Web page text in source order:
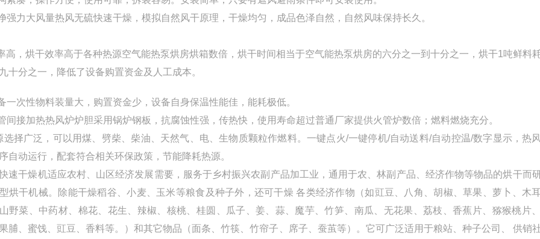
强力大风量热风无硫快速干燥，模拟自然风干原理，干燥均匀，成品色泽自然，自然风味保持长久。
高，烘干效率高于各种热源空气能热泵烘房烘箱数倍，烘干时间相当于空气能热泵烘房的六分之一到十分之一 ，烘干1吨鲜料
十分之一，降低了设备购置资金及人工成本。
一次性物料装量大，购置资金少，设备自身保温性能佳，能耗极低。
间接加热热风炉炉胆采用锅炉钢板，抗腐蚀性强，传热快，使用寿命超过普通厂家提供火管炉数倍；燃料燃烧充分。
选择广泛，可以用煤、劈柴、柴油、天然气、电、生物质颗粒作燃料。一键点火/一键停机/自动送料/自动控温/数字显示，热
自动运行，配套符合相关环保政策，节能降耗热源。
速干燥机适应农村、山区经济发展需要，服务于乡村振兴农副产品加工业，通用于农、林副产品、经济作物等物品的烘干而
烘干机械。除能干燥稻谷、小麦、玉米等粮食及种子外，还可干燥 各类经济作物（如豇豆、八角、胡椒、草果、萝卜、木
野菜、中药材、棉花、花生、辣椒、核桃、桂圆、瓜子、姜、蒜、魔芋、竹笋、南瓜、无花果、荔枝、香蕉片、猕猴桃片
脯、蜜饯、豇豆、香料等。）和其它物品（面条、竹筷、竹帘子、席子、蚕茧等）。它可广泛适用于粮站、种子公司、 供销